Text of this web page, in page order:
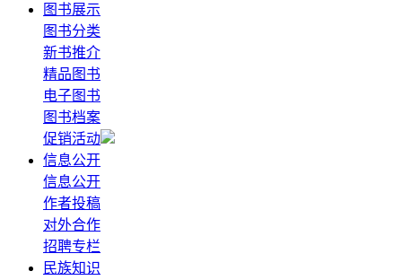
图书展示
图书分类
新书推介
精品图书
电子图书
图书档案
促销活动
信息公开
信息公开
作者投稿
对外合作
招聘专栏
民族知识